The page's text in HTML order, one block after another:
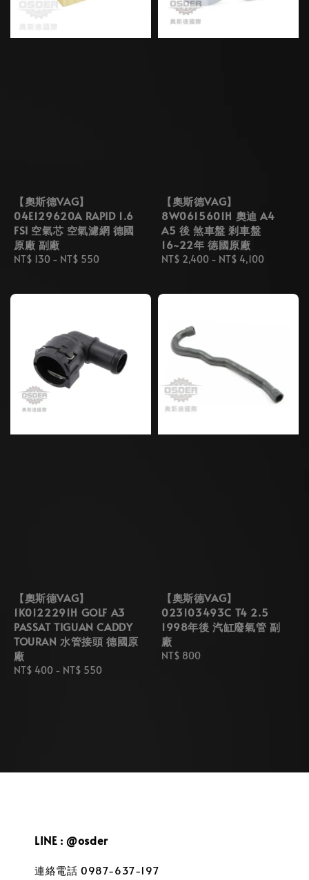
【奧斯德VAG】
04E129620A RAPID 1.6
FSI 空氣芯 空氣濾網 德國
原廠 副廠
Regular
NT$ 130 - NT$ 550
【奧斯德VAG】
8W0615601H 奧迪 A4
A5 後 煞車盤 剎車盤
16~22年 德國原廠
Regular
NT$ 2,400 - NT$ 4,100
【奧斯德VAG】
1K0122291H GOLF A3
PASSAT TIGUAN CADDY
TOURAN 水管接頭 德國原
廠
Regular
NT$ 400 - NT$ 550
【奧斯德VAG】
023103493C T4 2.5
1998年後 汽缸廢氣管 副
廠
Regular
NT$ 800
LINE : @osder
連絡電話 0987-637-197